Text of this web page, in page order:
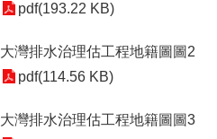
pdf(193.22 KB)
大灣排水治理估工程地籍圖圖2
pdf(114.56 KB)
大灣排水治理估工程地籍圖圖3